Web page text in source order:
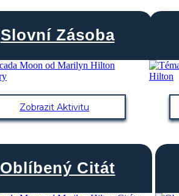
Slovní Zásoba
Zobrazit Aktivitu
Oblíbený Citát